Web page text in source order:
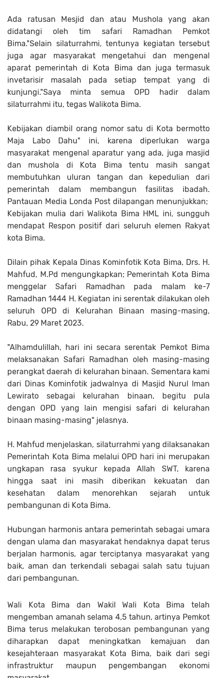
Ada ratusan Mesjid dan atau Mushola yang akan
didatangi oleh tim safari Ramadhan Pemkot
Bima."Selain silaturrahmi, tentunya kegiatan tersebut
juga agar masyarakat mengetahui dan mengenal
aparat pemerintah di Kota Bima dan juga termasuk
invetarisir masalah pada setiap tempat yang di
kunjungi."Saya minta semua OPD hadir dalam
silaturrahmi itu, tegas Walikota Bima.
Kebijakan diambil orang nomor satu di Kota bermotto
Maja Labo Dahu" ini, karena diperlukan warga
masyarakat mengenal aparatur yang ada, juga masjid
dan mushola di Kota Bima tentu masih sangat
membutuhkan uluran tangan dan kepedulian dari
pemerintah dalam membangun fasilitas ibadah.
Pantauan Media Londa Post dilapangan menunjukkan;
Kebijakan mulia dari Walikota Bima HML ini, sungguh
mendapat Respon positif dari seluruh elemen Rakyat
kota Bima.
Dilain pihak Kepala Dinas Kominfotik Kota Bima, Drs. H.
Mahfud, M.Pd mengungkapkan; Pemerintah Kota Bima
menggelar Safari Ramadhan pada malam ke-7
Ramadhan 1444 H. Kegiatan ini serentak dilakukan oleh
seluruh OPD di Kelurahan Binaan masing-masing,
Rabu, 29 Maret 2023.
"Alhamdulillah, hari ini secara serentak Pemkot Bima
melaksanakan Safari Ramadhan oleh masing-masing
perangkat daerah di kelurahan binaan. Sementara kami
dari Dinas Kominfotik jadwalnya di Masjid Nurul Iman
Lewirato sebagai kelurahan binaan, begitu pula
dengan OPD yang lain mengisi safari di kelurahan
binaan masing-masing" jelasnya.
H. Mahfud menjelaskan, silaturrahmi yang dilaksanakan
Pemerintah Kota Bima melalui OPD hari ini merupakan
ungkapan rasa syukur kepada Allah SWT, karena
hingga saat ini masih diberikan kekuatan dan
kesehatan dalam menorehkan sejarah untuk
pembangunan di Kota Bima.
Hubungan harmonis antara pemerintah sebagai umara
dengan ulama dan masyarakat hendaknya dapat terus
berjalan harmonis, agar terciptanya masyarakat yang
baik, aman dan terkendali sebagai salah satu tujuan
dari pembangunan.
Wali Kota Bima dan Wakil Wali Kota Bima telah
mengemban amanah selama 4,5 tahun, artinya Pemkot
Bima terus melakukan terobosan pembangunan yang
diharapkan dapat meningkatkan kemajuan dan
kesejahteraan masyarakat Kota Bima, baik dari segi
infrastruktur maupun pengembangan ekonomi